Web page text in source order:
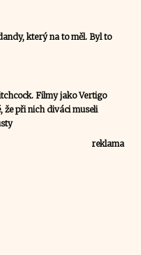
který na to měl. Byl to
Filmy jako Vertigo
že při nich diváci museli
reklama